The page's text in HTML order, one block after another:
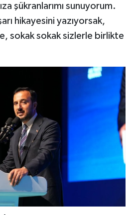
şükranlarımı sunuyorum.
hikayesini yazıyorsak,
sokak sokak sizlerle birlikte